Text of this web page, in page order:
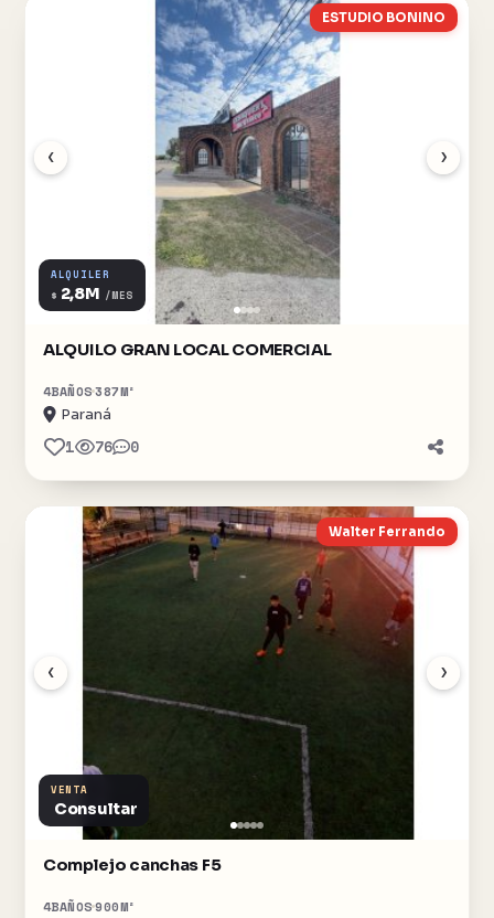
‹ ›
ESTUDIO BONINO
ALQUILER
$ 2,8M /MES
ALQUILO GRAN LOCAL COMERCIAL
4BAÑOS387M²
Paraná
1 76 0
‹ ›
Walter Ferrando
VENTA
Consultar
Complejo canchas F5
4BAÑOS900M²